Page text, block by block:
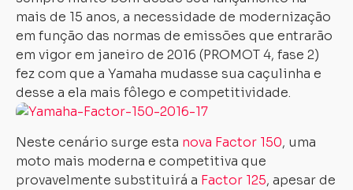
mais de 15 anos, a necessidade de modernização
em função das normas de emissões que entrarão
em vigor em janeiro de 2016 (PROMOT 4, fase 2)
fez com que a Yamaha mudasse sua caçulinha e
desse a ela mais fôlego e competitividade.
Neste cenário surge esta nova Factor 150, uma
moto mais moderna e competitiva que
provavelmente substituirá a Factor 125, apesar de